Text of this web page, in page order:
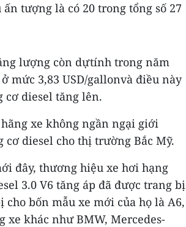
tượng là có 20 trong tổng số 27
lượng còn dựtính trong năm
mức 3,83 USD/gallonvà điều này
cơ diesel tăng lên.
xe không ngần ngại giới
diesel cho thị trường Bắc Mỹ.
đây, thương hiệu xe hơi hạng
3.0 V6 tăng áp đã được trang bị
cho bốn mẫu xe mới của họ là A6,
xe khác như BMW, Mercedes-